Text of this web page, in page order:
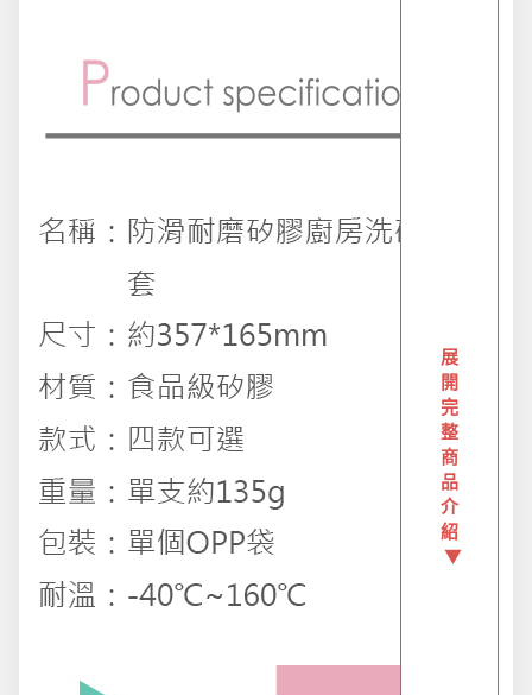
團購區-買越多省越多
年終大促專區
汽機車用品
派對用品
展
開
完
整
商
品
介
紹
▼